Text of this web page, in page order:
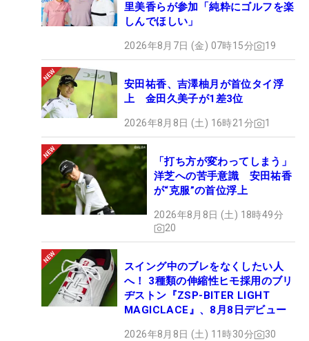
里美香らが参加「純粋にゴルフを楽
しんでほしい」
2026年8月7日 (金) 07時15分 19
安田祐香、吉澤柚月が首位タイ浮
上 金田久美子が1差3位
2026年8月8日 (土) 16時21分 1
「打ち方が変わってしまう」
洋芝への苦手意識 安田祐香
が“克服”の首位浮上
2026年8月8日 (土) 18時49分
20
スイング中のブレをなくしたい人
へ！ 3種類の伸縮性ヒモ採用のブリ
ヂストン『ZSP-BITER LIGHT
MAGICLACE』、8月8日デビュー
2026年8月8日 (土) 11時30分 30